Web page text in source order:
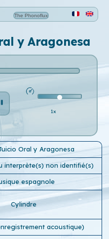
The Phonoflux
y Aragonesa
1x
Oral y Aragonesa
interprète(s) non identifié(s)
espagnole
Cylindre
acoustique)